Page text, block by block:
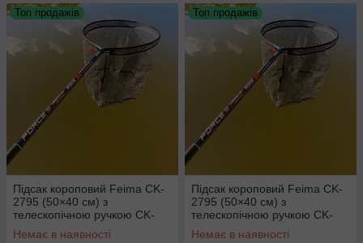
Топ продажів
Підсак короповий Feima CK-
2795 (50×40 см) з
телескопічною ручкою CK-
2835 (3 метри)
Немає в наявності
Топ продажів
Підсак короповий Feima CK-
2795 (50×40 см) з
телескопічною ручкою CK-
2840 (4 метри)
Немає в наявності